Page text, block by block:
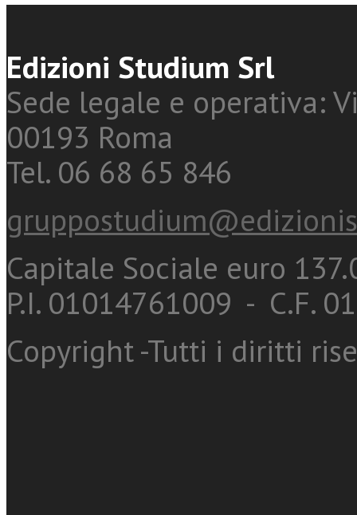
Edizioni Studium Srl
Sede legale e operativa:
00193 Roma
Tel. 06 68 65 846
Capitale Sociale euro
P.I. 01014761009 - C.F.
Copyright -Tutti i diritti